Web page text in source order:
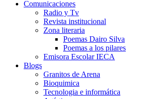
Comunicaciones
Radio y Tv
Revista institucional
Zona literaria
Poemas Dairo Silva
Poemas a los pilares
Emisora Escolar IECA
Blogs
Granitos de Arena
Bioquimica
Tecnologia e informática